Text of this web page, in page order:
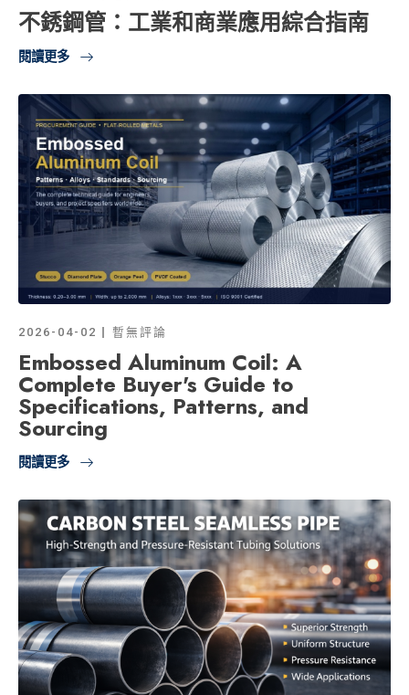
不銹鋼管：工業和商業應用綜合指南
閱讀更多
2026-04-02 暫無評論
Embossed Aluminum Coil: A
Complete Buyer's Guide to
Specifications, Patterns, and
Sourcing
閱讀更多